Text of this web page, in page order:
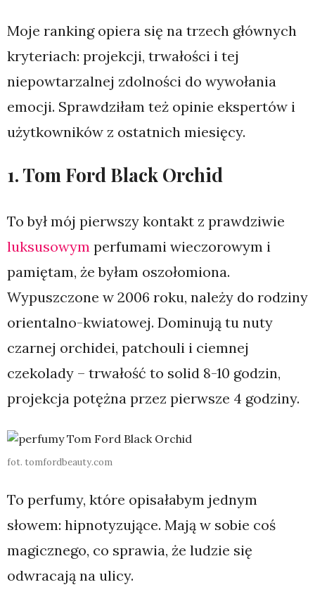
Moje ranking opiera się na trzech głównych
kryteriach: projekcji, trwałości i tej
niepowtarzalnej zdolności do wywołania
emocji. Sprawdziłam też opinie ekspertów i
użytkowników z ostatnich miesięcy.
1. Tom Ford Black Orchid
To był mój pierwszy kontakt z prawdziwie
luksusowym perfumami wieczorowym i
pamiętam, że byłam oszołomiona.
Wypuszczone w 2006 roku, należy do rodziny
orientalno-kwiatowej. Dominują tu nuty
czarnej orchidei, patchouli i ciemnej
czekolady – trwałość to solid 8-10 godzin,
projekcja potężna przez pierwsze 4 godziny.
fot. tomfordbeauty.com
To perfumy, które opisałabym jednym
słowem: hipnotyzujące. Mają w sobie coś
magicznego, co sprawia, że ludzie się
odwracają na ulicy.